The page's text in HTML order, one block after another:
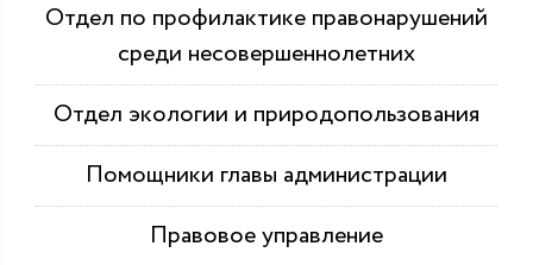
Отдел по профилактике правонарушений
среди несовершеннолетних
Отдел экологии и природопользования
Помощники главы администрации
Правовое управление